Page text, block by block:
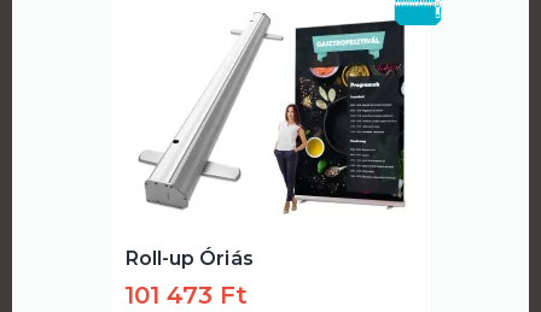
Roll-up Óriás
101 473 Ft